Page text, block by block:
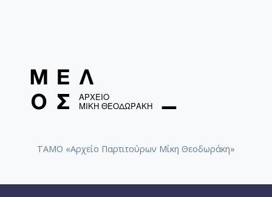
ΤΑΜΟ «Αρχείο Παρτιτούρων Μίκη Θεοδωράκη»